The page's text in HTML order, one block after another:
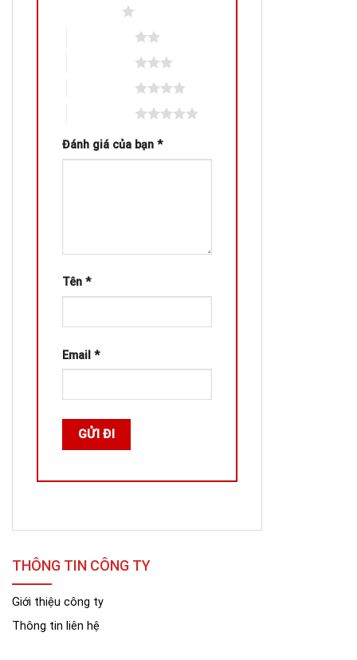
Đánh giá của bạn *
Tên *
Email *
THÔNG TIN CÔNG TY
Giới thiệu công ty
Thông tin liên hệ